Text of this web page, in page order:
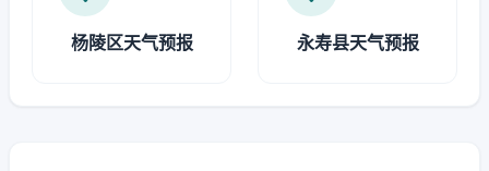
杨陵区天气预报 永寿县天气预报